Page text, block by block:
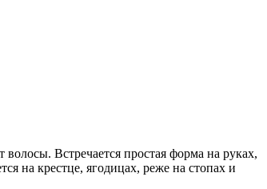
Встречается простая форма на руках,
на крестце, ягодицах, реже на стопах и